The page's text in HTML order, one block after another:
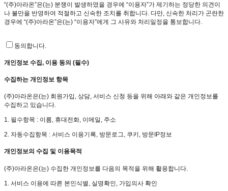
“(주)아라온”은(는) 분쟁이 발생하였을 경우에 “이용자”가 제기하는 정당한 의견이
나 불만을 반영하여 적절하고 신속한 조치를 취합니다. 다만, 신속한 처리가 곤란한
경우에 “(주)아라온”은(는) “이용자”에게 그 사유와 처리일정을 통보합니다.
동의합니다.
개인정보 수집, 이용 동의 (필수)
수집하는 개인정보 항목
(주)아라온은(는) 회원가입, 상담, 서비스 신청 등을 위해 아래와 같은 개인정보를
수집하고 있습니다.
1. 필수항목 : 이름, 휴대전화, 이메일, 주소
2. 자동수집항목 : 서비스 이용기록, 방문로그, 쿠키, 방문IP정보
개인정보의 수집 및 이용목적
(주)아라온은(는) 수집한 개인정보를 다음의 목적을 위해 활용합니다.
1. 서비스 이용에 따른 본인식별, 실명확인, 가입의사 확인